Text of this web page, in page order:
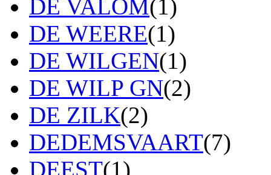
DE VALOM(1)
DE WEERE(1)
DE WILGEN(1)
DE WILP GN(2)
DE ZILK(2)
DEDEMSVAART(7)
DEEST(1)